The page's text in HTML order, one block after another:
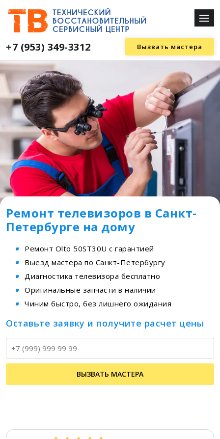
+7 (953) 349-3312 Вызвать мастера
Ремонт телевизоров в Санкт-
Петербурге на дому
Ремонт Olto 50ST30U с гарантией
Выезд мастера по Санкт-Петербургу
Диагностика телевизора бесплатно
Оригинальные запчасти в наличии
Чиним быстро, без лишнего ожидания
Оставьте заявку и получите расчет цены
ВЫЗВАТЬ МАСТЕРА